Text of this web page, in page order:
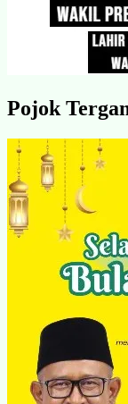
Pojok